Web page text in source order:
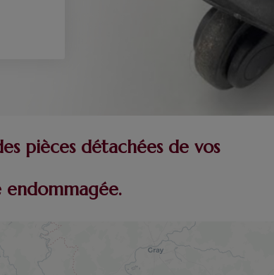
pièces détachées de vos